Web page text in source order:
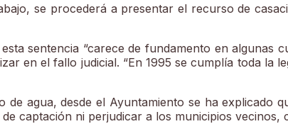
se procederá a presentar el recurso de
sentencia “carece de fundamento en algunas
en el fallo judicial. “En 1995 se cumplía toda la
agua, desde el Ayuntamiento se ha explicado
captación ni perjudicar a los municipios